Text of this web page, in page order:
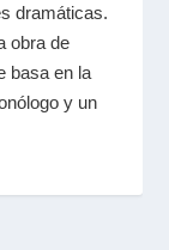
dramáticas.
obra de
basa en la
y un